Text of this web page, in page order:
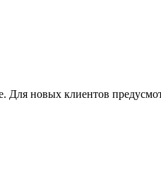
Для новых клиентов